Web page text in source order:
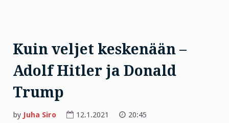
Kuin veljet keskenään –
Adolf Hitler ja Donald
Trump
by Juha Siro 12.1.2021
20:45